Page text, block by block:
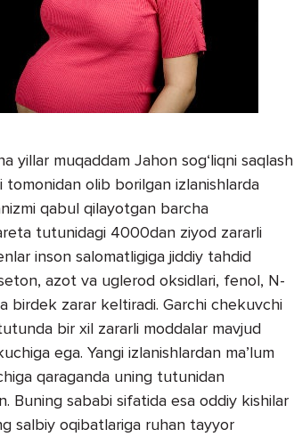
yillar muqaddam Jahon sog‘liqni saqlash
olib borilgan izlanishlarda
qabul qilayotgan barcha
tutunidagi 4000dan ziyod zararli
inson salomatligiga jiddiy tahdid
azot va uglerod oksidlari, fenol, N-
birdek zarar keltiradi. Garchi chekuvchi
bir xil zararli moddalar mavjud
ega. Yangi izlanishlardan ma’lum
qaraganda uning tutunidan
Buning sababi sifatida esa oddiy kishilar
salbiy oqibatlariga ruhan tayyor